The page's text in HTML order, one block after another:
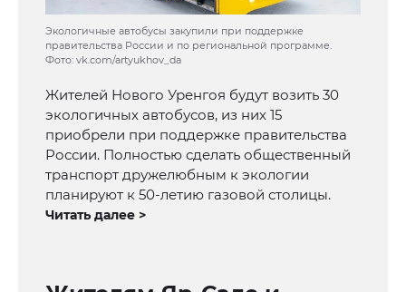
Экологичные автобусы закупили при поддержке
правительства России и по региональной программе.
Фото: vk.com/artyukhov_da
Жителей Нового Уренгоя будут возить 30
экологичных автобусов, из них 15
приобрели при поддержке правительства
России. Полностью сделать общественный
транспорт дружелюбным к экологии
планируют к 50-летию газовой столицы.
Читать далее >